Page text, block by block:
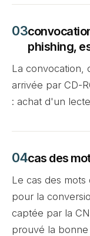
phishing,
La convocation,
arrivée par CD-
: achat d'un
cas des
Le cas des
pour la
captée par la
prouvé la bonne